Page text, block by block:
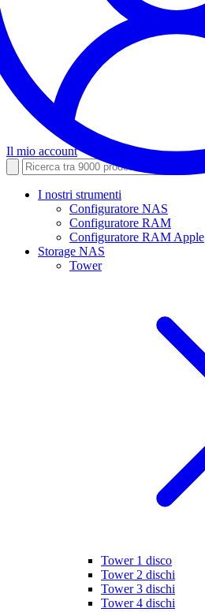
Il mio account
I nostri strumenti
Configuratore NAS
Configuratore RAM
Configuratore RAM Apple
Storage NAS
Tower
Tower 1 disco
Tower 2 dischi
Tower 3 dischi
Tower 4 dischi